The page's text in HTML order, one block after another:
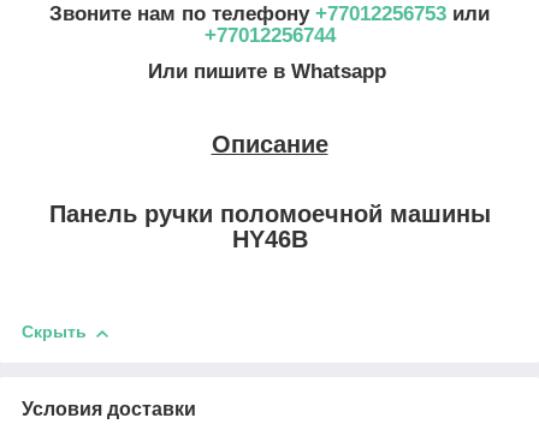
Звоните нам по телефону +77012256753 или
+77012256744
Или пишите в Whatsapp
Описание
Панель ручки поломоечной машины
HY46В
Скрыть
Условия доставки